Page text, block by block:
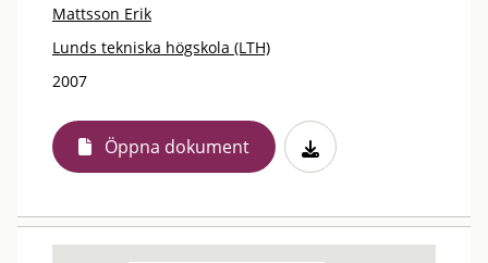
Mattsson Erik
Lunds tekniska högskola (LTH)
2007
Öppna dokument